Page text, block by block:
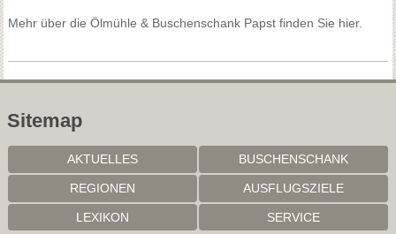
Mehr über die Ölmühle & Buschenschank Papst finden Sie hier.
Sitemap
AKTUELLES BUSCHENSCHANK
REGIONEN AUSFLUGSZIELE
LEXIKON SERVICE